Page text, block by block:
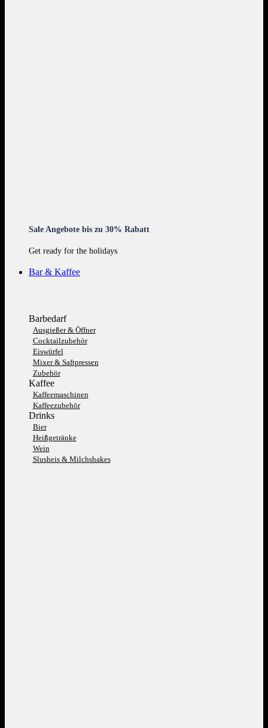
Sale Angebote bis zu 30% Rabatt
Get ready for the holidays
Bar & Kaffee
Barbedarf
Ausgießer & Öffner
Cocktailzubehör
Eiswürfel
Mixer & Saftpressen
Zubehör
Kaffee
Kaffeemaschinen
Kaffeezubehör
Drinks
Bier
Heißgetränke
Wein
Slusheis & Milchshakes